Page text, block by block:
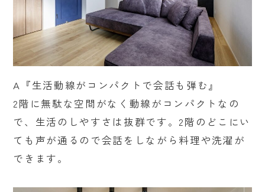
A『生活動線がコンパクトで会話も弾む』
2階に無駄な空間がなく動線がコンパクトなの
で、生活のしやすさは抜群です。2階のどこにい
ても声が通るので会話をしながら料理や洗濯が
できます。